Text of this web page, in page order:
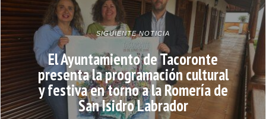
SIGUIENTE NOTICIA
El Ayuntamiento de Tacoronte
presenta la programación cultural
y festiva en torno a la Romería de
San Isidro Labrador